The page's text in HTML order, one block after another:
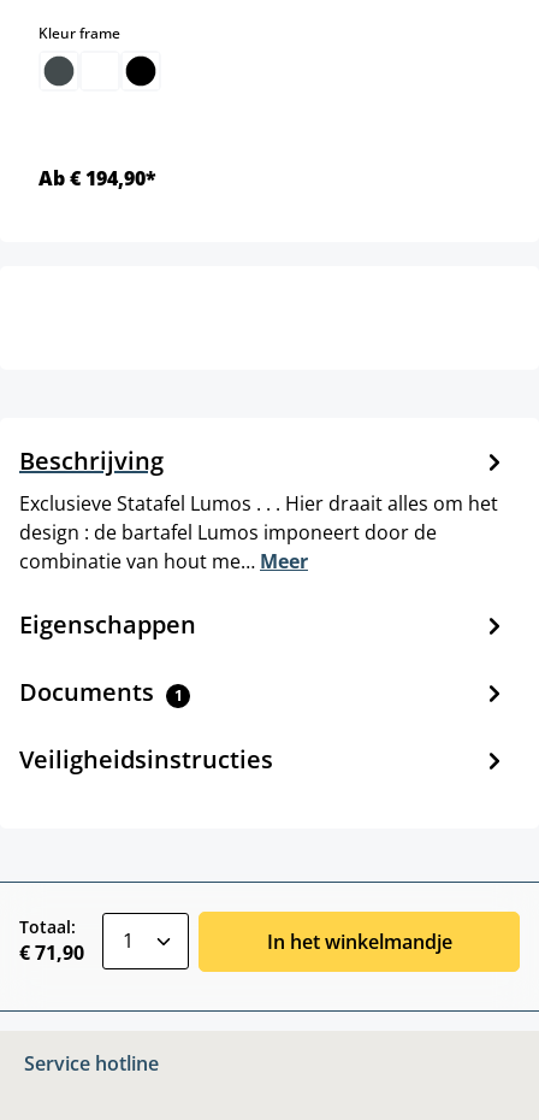
Kleur frameselect
Ab € 194,90*
Beschrijving
Exclusieve Statafel Lumos . . . Hier draait alles om het
design : de bartafel Lumos imponeert door de
combinatie van hout me… Meer
Eigenschappen
Documents 1
Veiligheidsinstructies
Totaal:
€ 71,90 In het winkelmandje
Service hotline